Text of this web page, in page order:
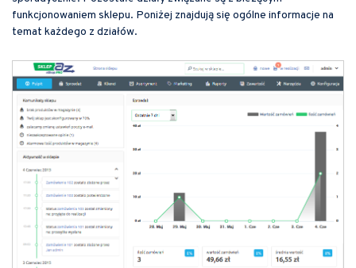
funkcjonowaniem sklepu. Poniżej znajdują się ogólne informacje na
temat każdego z działów.